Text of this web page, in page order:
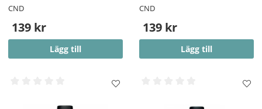
CND
139 kr
Lägg till
CND
139 kr
Lägg till